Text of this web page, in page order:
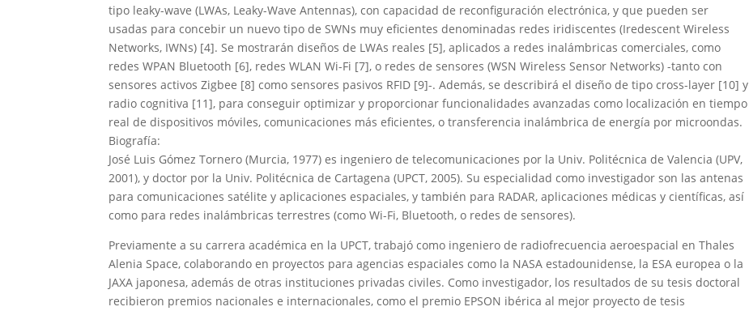
tipo leaky-wave (LWAs, Leaky-Wave Antennas), con capacidad de reconfiguración electrónica, y que pueden ser
usadas para concebir un nuevo tipo de SWNs muy eficientes denominadas redes iridiscentes (Iredescent Wireless
Networks, IWNs) [4]. Se mostrarán diseños de LWAs reales [5], aplicados a redes inalámbricas comerciales, como
redes WPAN Bluetooth [6], redes WLAN Wi-Fi [7], o redes de sensores (WSN Wireless Sensor Networks) -tanto con
sensores activos Zigbee [8] como sensores pasivos RFID [9]-. Además, se describirá el diseño de tipo cross-layer [10] y
radio cognitiva [11], para conseguir optimizar y proporcionar funcionalidades avanzadas como localización en tiempo
real de dispositivos móviles, comunicaciones más eficientes, o transferencia inalámbrica de energía por microondas.
Biografía:
José Luis Gómez Tornero (Murcia, 1977) es ingeniero de telecomunicaciones por la Univ. Politécnica de Valencia (UPV,
2001), y doctor por la Univ. Politécnica de Cartagena (UPCT, 2005). Su especialidad como investigador son las antenas
para comunicaciones satélite y aplicaciones espaciales, y también para RADAR, aplicaciones médicas y científicas, así
como para redes inalámbricas terrestres (como Wi-Fi, Bluetooth, o redes de sensores).
Previamente a su carrera académica en la UPCT, trabajó como ingeniero de radiofrecuencia aeroespacial en Thales
Alenia Space, colaborando en proyectos para agencias espaciales como la NASA estadounidense, la ESA europea o la
JAXA japonesa, además de otras instituciones privadas civiles. Como investigador, los resultados de su tesis doctoral
recibieron premios nacionales e internacionales, como el premio EPSON ibérica al mejor proyecto de tesis